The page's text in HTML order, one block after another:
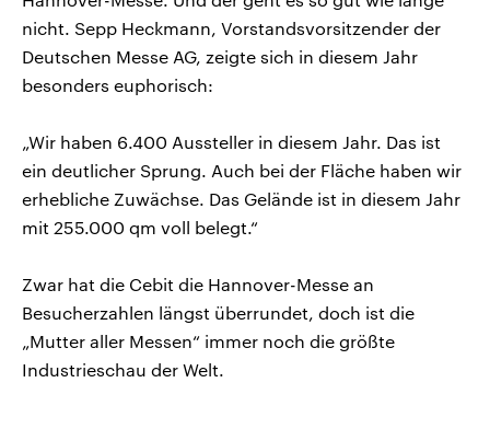
nicht. Sepp Heckmann, Vorstandsvorsitzender der
Deutschen Messe AG, zeigte sich in diesem Jahr
besonders euphorisch:
„Wir haben 6.400 Aussteller in diesem Jahr. Das ist
ein deutlicher Sprung. Auch bei der Fläche haben wir
erhebliche Zuwächse. Das Gelände ist in diesem Jahr
mit 255.000 qm voll belegt.“
Zwar hat die Cebit die Hannover-Messe an
Besucherzahlen längst überrundet, doch ist die
„Mutter aller Messen“ immer noch die größte
Industrieschau der Welt.